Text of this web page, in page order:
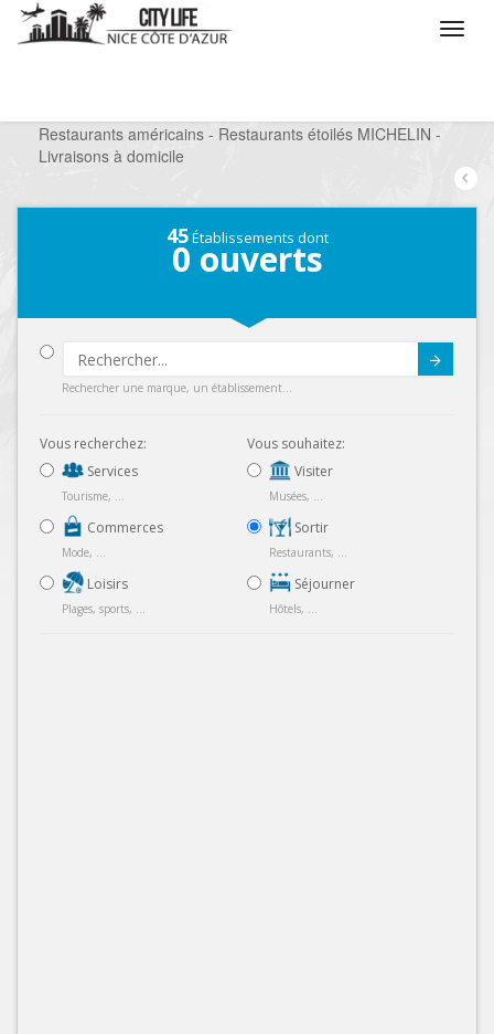
Restaurants américains - Restaurants étoilés MICHELIN -
Livraisons à domicile
45Établissements dont
0 ouverts
Rechercher une marque, un établissement...
Vous recherchez:
Services
Tourisme, ...
Commerces
Mode, ...
Loisirs
Plages, sports, ...
Vous souhaitez:
Visiter
Musées, ...
Sortir
Restaurants, ...
Séjourner
Hôtels, ...